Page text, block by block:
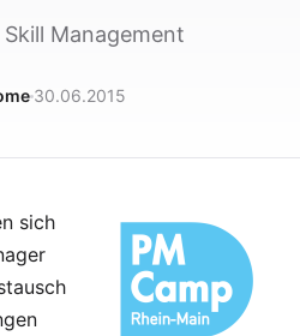
Management
30.06.2015
sich